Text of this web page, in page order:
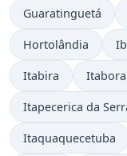
Guaratinguetá
Hortolândia
Itabira
Itapecerica da
Itaquaquecetuba